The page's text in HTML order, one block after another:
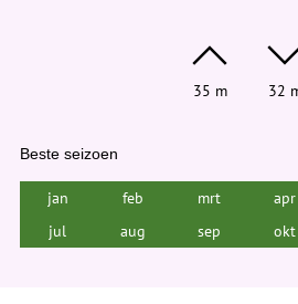
35 m 32
Beste seizoen
jan feb mrt apr
jul
aug sep okt